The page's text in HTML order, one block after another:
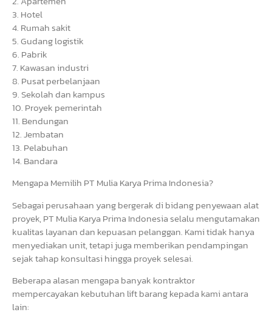
3. Hotel
4. Rumah sakit
5. Gudang logistik
6. Pabrik
7. Kawasan industri
8. Pusat perbelanjaan
9. Sekolah dan kampus
10. Proyek pemerintah
11. Bendungan
12. Jembatan
13. Pelabuhan
14. Bandara
Mengapa Memilih PT Mulia Karya Prima Indonesia?
Sebagai perusahaan yang bergerak di bidang penyewaan alat
proyek, PT Mulia Karya Prima Indonesia selalu mengutamakan
kualitas layanan dan kepuasan pelanggan. Kami tidak hanya
menyediakan unit, tetapi juga memberikan pendampingan
sejak tahap konsultasi hingga proyek selesai.
Beberapa alasan mengapa banyak kontraktor
mempercayakan kebutuhan lift barang kepada kami antara
lain: